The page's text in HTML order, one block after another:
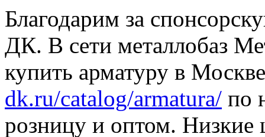
Благодарим за
ДК. В сети металлобаз
купить арматуру в
dk.ru/catalog/armatura/ по
розницу и оптом. Низкие